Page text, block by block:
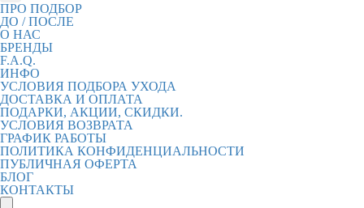
ПРО ПОДБОР
ДО / ПОСЛЕ
О НАС
БРЕНДЫ
F.A.Q.
ИНФО
УСЛОВИЯ ПОДБОРА УХОДА
ДОСТАВКА И ОПЛАТА
ПОДАРКИ, АКЦИИ, СКИДКИ.
УСЛОВИЯ ВОЗВРАТА
ГРАФИК РАБОТЫ
ПОЛИТИКА КОНФИДЕНЦИАЛЬНОСТИ
ПУБЛИЧНАЯ ОФЕРТА
БЛОГ
КОНТАКТЫ